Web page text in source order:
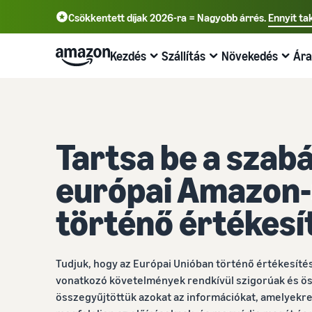
Csökkentett díjak 2026-ra = Nagyobb árrés.Ennyit
中文 - CN English - GB Deutsch - DE
Kezdés
Válasszon értékesítési tervet!
Eladói csomagok összehasonlítása
Eladói fiók létrehozása
Tekintse át az eladói fiók létrehozásának lépéseit
Termékajánlatok létrehozása
Termékajánlatok létrehozása vagy elfogadása
Megrendelések küldése
Szállítás
Fulfilment by Amazon
Bízza ránk a kiszállítást, a visszaküldések kezelését
ügyfélszolgálaton keresztül
Rendelések feldolgozása saját raktárából
Használja ki a gyorsabb, olcsóbb és pontosabb szállítást
Új termékek bemutatása
Szerezzen 10% kedvezményt az értékesítésekre és
ingyenes tárolásra az FBA-val
Növekedés
Hirdessen az Amazonon
Hirdessen az Amazonon belül és azon kívül is.
B2B értékesítés
Kapcsolatba léphet üzleti ügyfelekkel
Kérjen személyre szabott ajánlásokat
Hogyan segíthet piaci tanácsadója az Amazonon való
ár áttekintés
Költséghatékony üzleti terjesztés
Eladói csomagok összehasonlítása
Értékesítési tervek összehasonlítása és kiválasztása
Értékesítési jutalék
Az értékesítési díjak áttekintése
Szállítási díjak
Online Kereskedelmi Blog
Tudjon meg többet az online értékesítési koncepciókról
Seller University
Képzési és tanulási anyagok, amelyek segítik a
vállalkozások sikerét az Amazonon
Eladók sikertörténetei
Készen áll a sikertörténete megkezdésére?
Tartsa be a
európai
történő
Tudjuk, hogy az Európai Unióban történő
vonatkozó követelmények rendkívül szigorúak és
összegyűjtöttük azokat az információkat,